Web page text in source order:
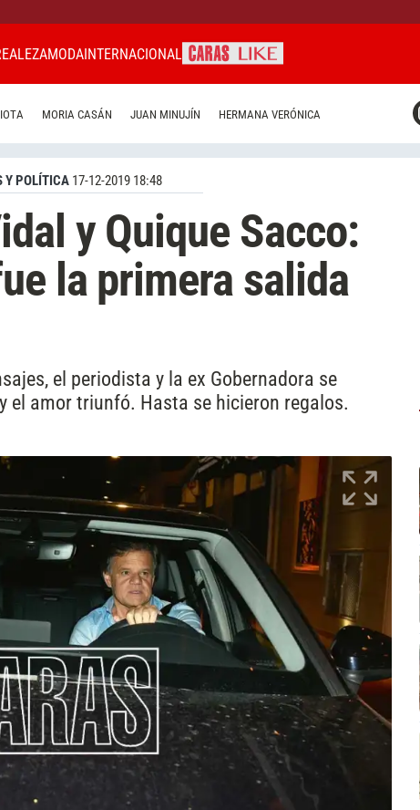
MODAINTERNACIONAL
MORIA CASÁN JUAN MINUJÍN HERMANA VERÓNICA
Y POLÍTICA 17-12-2019 18:48
y Quique Sacco:
la primera salida
el periodista y la ex Gobernadora se
el amor triunfó. Hasta se hicieron regalos.